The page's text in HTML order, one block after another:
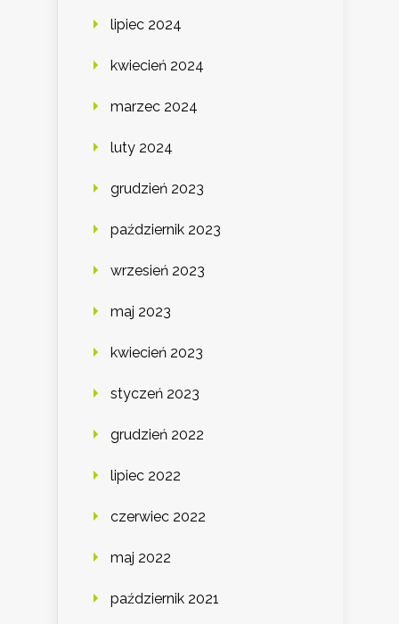
lipiec 2024
kwiecień 2024
marzec 2024
luty 2024
grudzień 2023
październik 2023
wrzesień 2023
maj 2023
kwiecień 2023
styczeń 2023
grudzień 2022
lipiec 2022
czerwiec 2022
maj 2022
październik 2021